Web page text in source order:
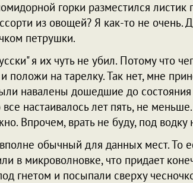
горки разместился
из овощей? Я как-то не очень.
петрушки.
я их чуть не убил. Потому что
на тарелку. Так нет, мне
навалены дошедшие до
все настаивалось лет пять, не
Впрочем, врать не буду, под водку
обычный для данных мест. То
в микроволновке, что придает
гнетом и посыпали сверху